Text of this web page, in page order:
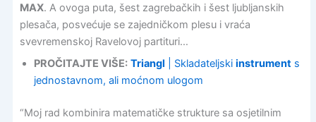
MAX. A ovoga puta, šest zagrebačkih i šest ljubljanskih
plesača, posvećuje se zajedničkom plesu i vraća
svevremenskoj Ravelovoj partituri…
PROČITAJTE VIŠE: Triangl | Skladateljski instruments
jednostavnom, ali moćnom ulogom
“Moj rad kombinira matematičke strukture sa osjetilnim